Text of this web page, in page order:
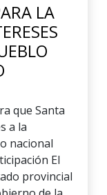
LA
que Santa
a la
nacional
El
provincial